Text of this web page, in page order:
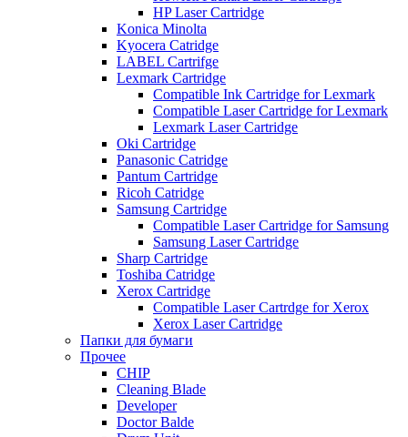
HP Laser Cartridge
Konica Minolta
Kyocera Catridge
LABEL Cartrifge
Lexmark Cartridge
Compatible Ink Cartridge for Lexmark
Compatible Laser Cartridge for Lexmark
Lexmark Laser Cartridge
Oki Cartridge
Panasonic Catridge
Pantum Cartridge
Ricoh Catridge
Samsung Cartridge
Compatible Laser Cartridge for Samsung
Samsung Laser Cartridge
Sharp Cartridge
Toshiba Catridge
Xerox Cartridge
Compatible Laser Cartrdge for Xerox
Xerox Laser Cartridge
Папки для бумаги
Прочее
CHIP
Cleaning Blade
Developer
Doctor Balde